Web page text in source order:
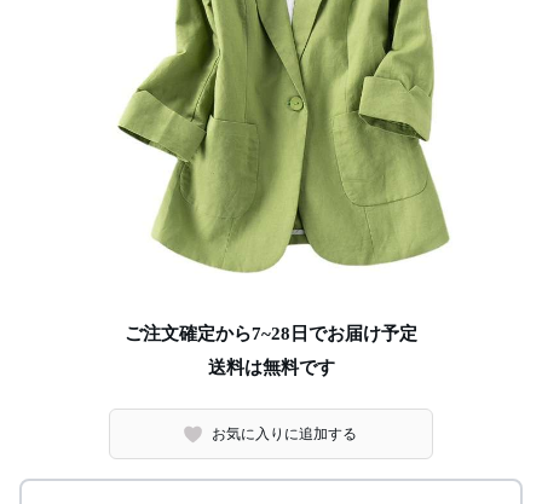
ご注文確定から7~28日でお届け予定
送料は無料です
お気に入りに追加する